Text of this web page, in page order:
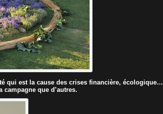
qui est la cause des crises financière, écologique…
que d’autres.